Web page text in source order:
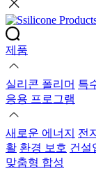
제품
실리콘 폴리머 특
응용 프로그램
새로운 에너지 전
활 환경 보호 건설
맞춤형 합성